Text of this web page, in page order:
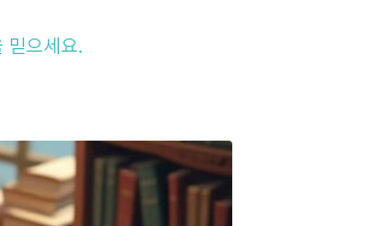
믿으세요.